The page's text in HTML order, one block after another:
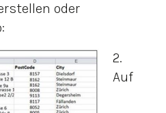
oder
2.
Auf